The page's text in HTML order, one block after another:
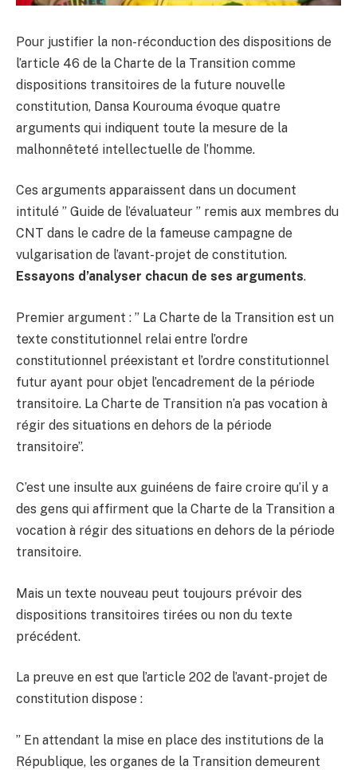
Pour justifier la non-réconduction des dispositions de
l’article 46 de la Charte de la Transition comme
dispositions transitoires de la future nouvelle
constitution, Dansa Kourouma évoque quatre
arguments qui indiquent toute la mesure de la
malhonnêteté intellectuelle de l’homme.
Ces arguments apparaissent dans un document
intitulé ” Guide de l’évaluateur ” remis aux membres du
CNT dans le cadre de la fameuse campagne de
vulgarisation de l’avant-projet de constitution.
Essayons d’analyser chacun de ses arguments.
Premier argument : ” La Charte de la Transition est un
texte constitutionnel relai entre l’ordre
constitutionnel préexistant et l’ordre constitutionnel
futur ayant pour objet l’encadrement de la période
transitoire. La Charte de Transition n’a pas vocation à
régir des situations en dehors de la période
transitoire”.
C’est une insulte aux guinéens de faire croire qu’il y a
des gens qui affirment que la Charte de la Transition a
vocation à régir des situations en dehors de la période
transitoire.
Mais un texte nouveau peut toujours prévoir des
dispositions transitoires tirées ou non du texte
précédent.
La preuve en est que l’article 202 de l’avant-projet de
constitution dispose :
” En attendant la mise en place des institutions de la
République, les organes de la Transition demeurent